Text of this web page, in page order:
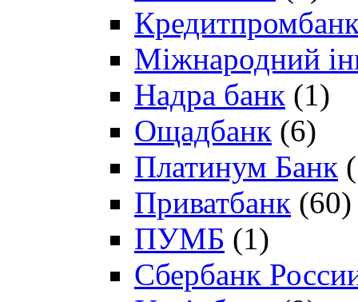
Міжнародний
Надра банк (1)
Ощадбанк (6)
Платинум Банк
Приватбанк (60)
ПУМБ (1)
Сбербанк